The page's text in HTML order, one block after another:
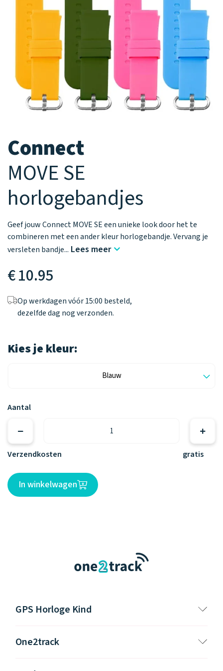
Tweedekans
horloges
Ontdek alle
horloges
Kies je eigen
kleur, naam en
icoon en maak
je horloge
helemaal van
jou.
Handleiding
Recensies
Werken bij
Stichting
Jarige Job
Connect
MOVE SE
horlogebandjes
Geef jouw Connect MOVE SE een unieke look door het te
combineren met een ander kleur horlogebandje. Vervang je
versleten bandje... Lees meer
€ 10.95
Op werkdagen vóór 15:00 besteld,
dezelfde dag nog verzonden.
Kies je kleur:
Aantal
Verzendkosten gratis
In winkelwagen
GPS Horloge Kind
One2track